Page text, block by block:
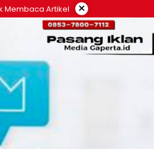
Membaca Artikel ×